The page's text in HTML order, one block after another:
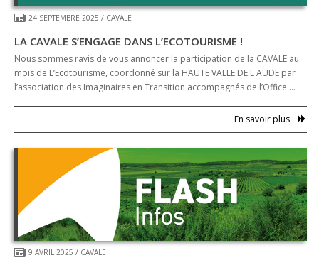
24 SEPTEMBRE 2025 / CAVALE
LA CAVALE S’ENGAGE DANS L’ECOTOURISME !
Nous sommes ravis de vous annoncer la participation de la CAVALE au
mois de L’Ecotourisme, coordonné sur la HAUTE VALLE DE L AUDE par
l’association des Imagi­­naires en Tran­­si­­tion accompagnés de l’Of­­fice …
En savoir plus
9 AVRIL 2025 / CAVALE